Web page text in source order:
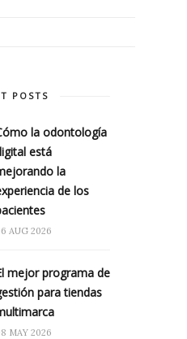
POSTS
la odontología
está
la
de los
AUG 2026
mejor programa de
para tiendas
MAY 2026